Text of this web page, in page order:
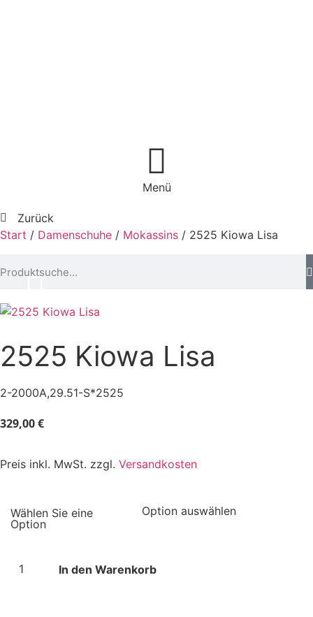
Menü
Zurück
Start / Damenschuhe / Mokassins / 2525 Kiowa Lisa
2525 Kiowa Lisa
2-2000A,29.51-S*2525
329,00€
Preis inkl. MwSt. zzgl. Versandkosten
In den Warenkorb